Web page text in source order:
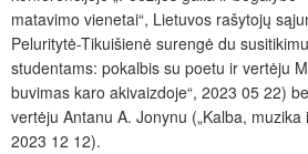
matavimo vienetai“, Lietuvos rašytojų
Peluritytė-Tikuišienė surengė du
studentams: pokalbis su poetu ir vertėju
buvimas karo akivaizdoje“, 2023 05 22)
vertėju Antanu A. Jonynu („Kalba, muzika
2023 12 12).